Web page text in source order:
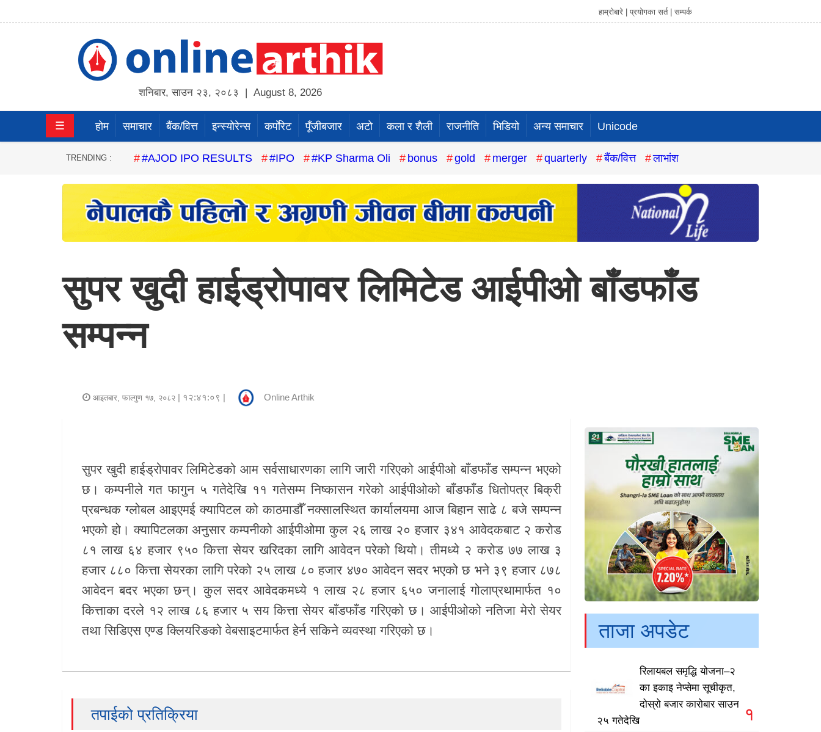
हाम्रोबारे | प्रयोगका सर्त | सम्पर्क
शनिबार,साउन २३, २०८३ | August 8, 2026
बैंक/
☰ होम समाचार बैंक/वित्त इन्स्योरेन्स कर्पाेरेट पूँजीबजार अटो कला र शैली राजनीति भिडियो अन्य समाचार Unicode
TRENDING : #AJOD IPO RESULTS #IPO #KP Sharma Oli bonus gold merger quarterly बैंक/वित्त लाभांश
सुपर खुदी हाईड्रोपावर लिमिटेड आईपीओ बाँडफाँड
सम्पन्न
आइतबार, फाल्गुण १७, २०८२ | १२:४१:०९ | Online Arthik
सुपर खुदी हाईड्रोपावर लिमिटेडको आम सर्वसाधारणका लागि जारी गरिएको आईपीओ बाँडफाँड सम्पन्न भएको
छ। कम्पनीले गत फागुन ५ गतेदेखि ११ गतेसम्म निष्कासन गरेको आईपीओको बाँडफाँड धितोपत्र बिक्री
प्रबन्धकग्लोबल आइएमई क्यापिटलको काठमाडौँ नक्सालस्थित कार्यालयमा आज बिहान साढे ८ बजे सम्पन्न
भएको हो। क्यापिटलका अनुसार कम्पनीको आईपीओमा कुल २६ लाख २० हजार ३४१ आवेदकबाट २ करोड
८१ लाख ६४ हजार ९५० कित्ता सेयर खरिदका लागि आवेदन परेको थियो। तीमध्ये २ करोड ७७ लाख ३
हजार ८८० कित्ता सेयरका लागि परेको २५ लाख ८० हजार ४७० आवेदन सदर भएको छ भने ३९ हजार ८७८
आवेदन बदर भएका छन्। कुल सदर आवेदकमध्ये १ लाख २८ हजार ६५० जनालाई गोलाप्रथामार्फत १०
कित्ताका दरले १२ लाख ८६ हजार ५ सय कित्ता सेयर बाँडफाँड गरिएको छ। आईपीओको नतिजा मेरो सेयर
तथा सिडिएस एण्ड क्लियरिङको वेबसाइटमार्फत हेर्न सकिने व्यवस्था गरिएको छ।
तपाईको प्रतिक्रिया
ताजा अपडेट
रिलायबल समृद्धि योजना–२
का इकाइ नेप्सेमा सूचीकृत,
दोस्रो बजार कारोबार साउन
२५ गतेदेखि
१